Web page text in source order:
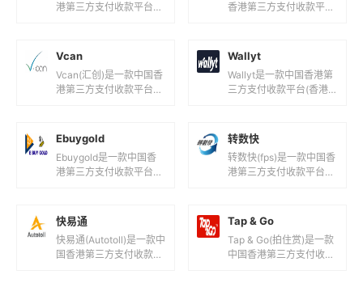
港第三方支付收款平台
人民币,港元,美元,欧元
香港第三方支付收款平台
港元,美元等国际主流货...
Vcan
Vcan(汇创)是一款中国香
港第三方支付收款平台
币之间的电子支付、转账
和汇...
Wallyt
Wallyt是一款中国香港第
三方支付收款平台(香港
际主流货币之间的电子支
付...
Ebuygold
Ebuygold是一款中国香
港第三方支付收款平台
主流货币之间的电子支
付、...
转数快
转数快(fps)是一款中国香
港第三方支付收款平台
国际主流货币之间的电子
支付...
快易通
快易通(Autotoll)是一款中
国香港第三方支付收款平
Tap & Go
Tap & Go(拍住赏)是一款
中国香港第三方支付收款